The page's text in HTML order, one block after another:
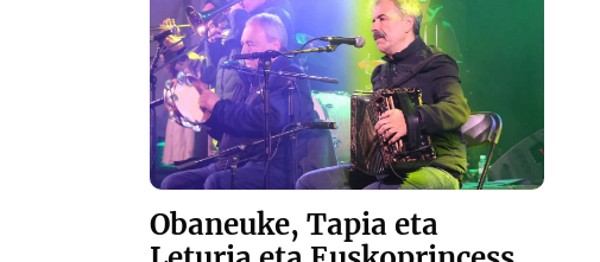
Obaneuke, Tapia eta